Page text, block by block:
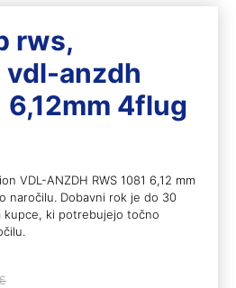
rws,
vdl-anzdh
6,12mm 4flug
VDL-ANZDH RWS 1081 6,12 mm
naročilu. Dobavni rok je do 30
kupce, ki potrebujejo točno